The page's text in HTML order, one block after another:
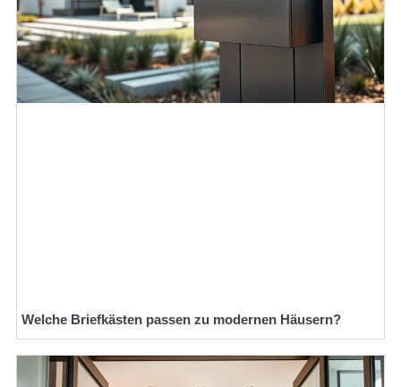
Welche Briefkästen passen zu modernen Häusern?